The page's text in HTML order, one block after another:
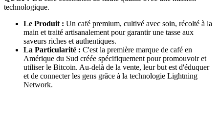
technologique.
Le Produit : Un café premium, cultivé avec soin, récolté à la
main et traité artisanalement pour garantir une tasse aux
saveurs riches et authentiques.
La Particularité : C'est la première marque de café en
Amérique du Sud créée spécifiquement pour promouvoir et
utiliser le Bitcoin. Au-delà de la vente, leur but est d'éduquer
et de connecter les gens grâce à la technologie Lightning
Network.